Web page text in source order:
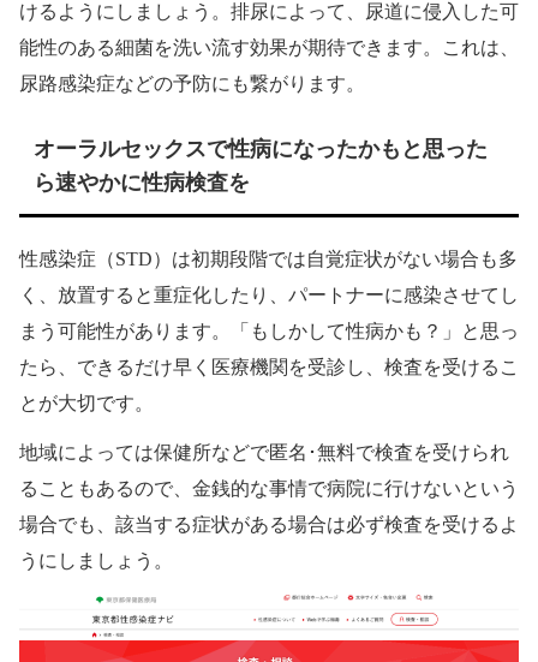
けるようにしましょう。排尿によって、尿道に侵入した可
能性のある細菌を洗い流す効果が期待できます。これは、
尿路感染症などの予防にも繋がります。
オーラルセックスで性病になったかもと思った
ら速やかに性病検査を
性感染症（STD）は初期段階では自覚症状がない場合も多
く、放置すると重症化したり、パートナーに感染させてし
まう可能性があります。「もしかして性病かも？」と思っ
たら、できるだけ早く医療機関を受診し、検査を受けるこ
とが大切です。
地域によっては保健所などで匿名･無料で検査を受けられ
ることもあるので、金銭的な事情で病院に行けないという
場合でも、該当する症状がある場合は必ず検査を受けるよ
うにしましょう。